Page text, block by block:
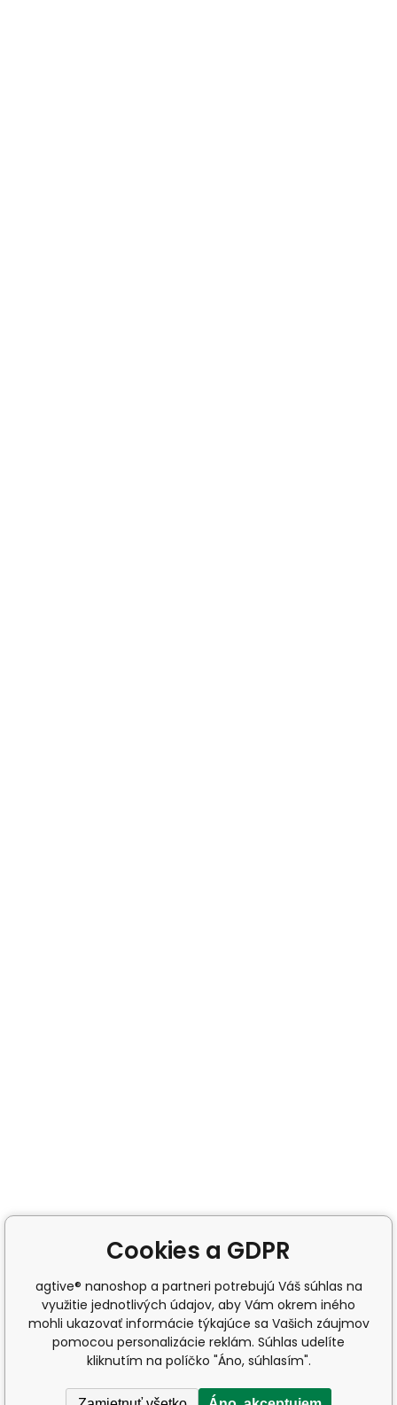
Cookies a GDPR
agtive® nanoshop a partneri potrebujú Váš súhlas na
využitie jednotlivých údajov, aby Vám okrem iného
mohli ukazovať informácie týkajúce sa Vašich záujmov
pomocou personalizácie reklám. Súhlas udelíte
kliknutím na políčko "Áno, súhlasím".